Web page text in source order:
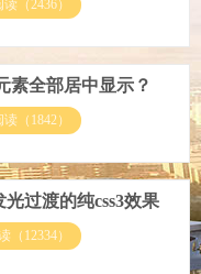
读（2436）
素全部居中显示？
读（1842）
过渡的纯css3效果
（12334）